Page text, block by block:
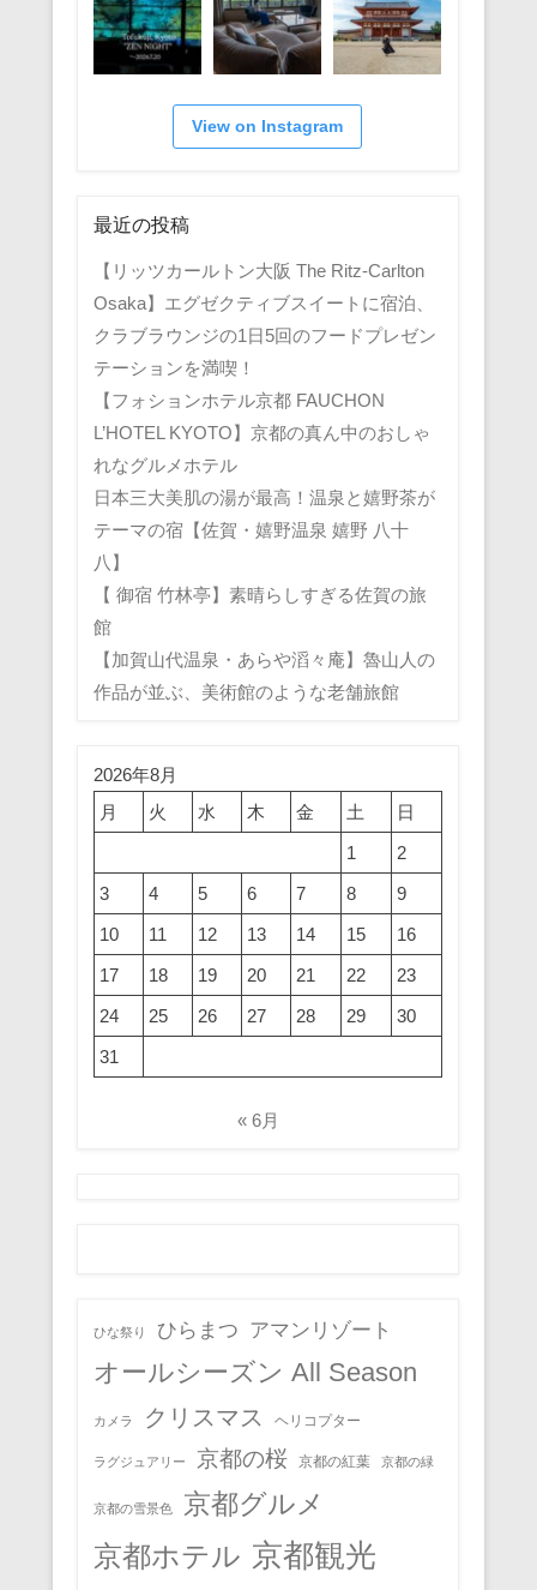
View on Instagram
最近の投稿
【リッツカールトン大阪 The Ritz-Carlton
Osaka】エグゼクティブスイートに宿泊、
クラブラウンジの1日5回のフードプレゼン
テーションを満喫！
【フォションホテル京都 FAUCHON
L’HOTEL KYOTO】京都の真ん中のおしゃ
れなグルメホテル
日本三大美肌の湯が最高！温泉と嬉野茶が
テーマの宿【佐賀・嬉野温泉 嬉野 八十
八】
【 御宿 竹林亭】素晴らしすぎる佐賀の旅
館
【加賀山代温泉・あらや滔々庵】魯山人の
作品が並ぶ、美術館のような老舗旅館
2026年8月
月
火 水 木 金 土
日
1
2
3
4 5 6 7 8
9
10
11 12 13 14 15
16
17
18 19 20 21 22
23
24
25 26 27 28 29
30
31
« 6月
ひな祭り ひらまつ アマンリゾート
オールシーズン All Season
カメラ クリスマス ヘリコプター
ラグジュアリー 京都の桜 京都の紅葉 京都の緑
京都の雪景色 京都グルメ
京都ホテル 京都観光